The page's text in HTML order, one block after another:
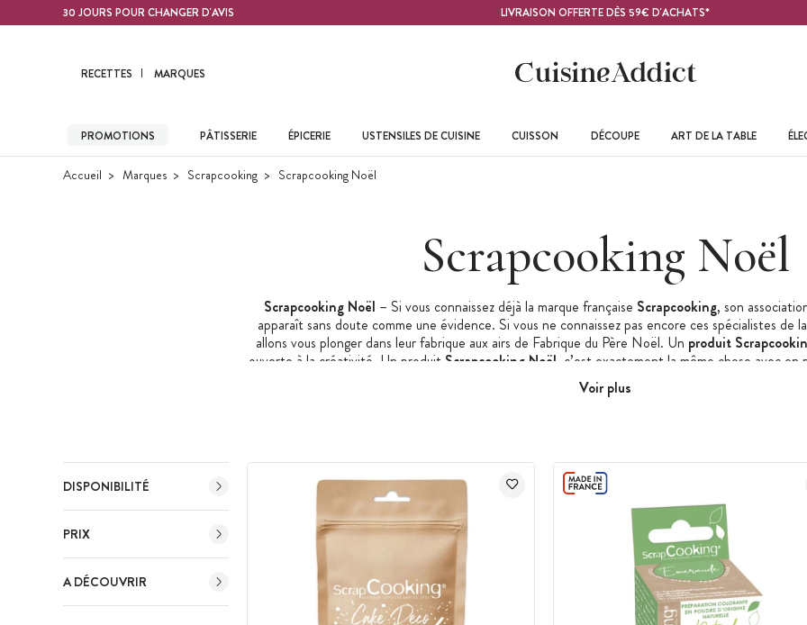
Contenu principal30 JOURS POUR CHANGER D'AVIS LIVRAISON OFFERTE DÈS 59€ D'ACHATS*
RECETTES MARQUES
PROMOTIONS PÂTISSERIE ÉPICERIE USTENSILES DE CUISINE CUISSON DÉCOUPE ART DE LA TABLE
Accueil Marques Scrapcooking Scrapcooking Noël
Scrapcooking Noël
Scrapcooking Noël – Si vous connaissez déjà la marque française Scrapcooking, son
apparaît sans doute comme une évidence. Si vous ne connaissez pas encore ces spécialistes de la
allons vous plonger dans leur fabrique aux airs de Fabrique du Père Noël. Un produit
ouverte à la créativité. Un produit Scrapcooking Noël , c’est exactement la même chose avec
la garantie de plonger dans un univers de conte. Pour d’adorables biscuits, des bûches de Noël
cupcakes qui rendront fous les lutins, vous êtes au bon endroit.
Voir plus
DISPONIBILITÉ
PRIX
A DÉCOUVRIR